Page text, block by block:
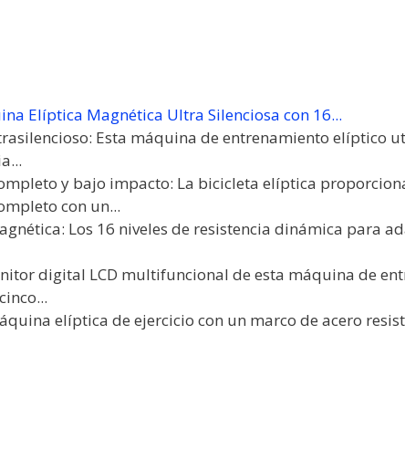
Elíptica Magnética Ultra Silenciosa con 16...
Esta máquina de entrenamiento elíptico
y bajo impacto: La bicicleta elíptica
con un...
Los 16 niveles de resistencia dinámica para
digital LCD multifuncional de esta máquina de
elíptica de ejercicio con un marco de acero